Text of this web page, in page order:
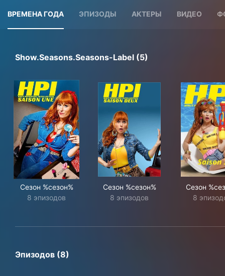
ВРЕМЕНА ГОДА ЭПИЗОДЫ АКТЕРЫ ВИДЕО
Show.seasons.seasons-Label (5)
Сезон %сезон%
8 эпизодов
Сезон %сезон%
8 эпизодов
Сезон
8
Эпизодов (8)